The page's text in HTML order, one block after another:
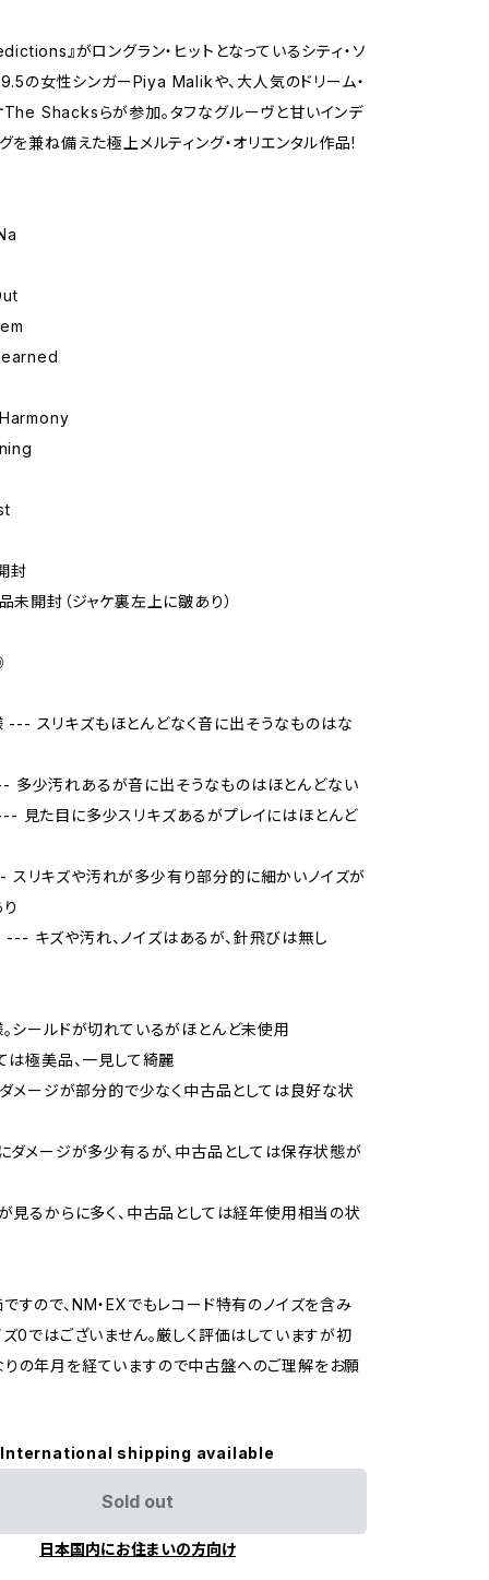
』がロングラン・ヒットとなっているシティ・ソ
の女性シンガーPiya Malikや、大人気のドリーム・
The Shacksらが参加。タフなグルーヴと甘いインデ
グを兼ね備えた極上メルティング・オリエンタル作品!
封
未開封（ジャケ裏左上に皺あり）
スリキズもほとんどなく音に出そうなものはな
多少汚れあるが音に出そうなものはほとんどない
見た目に多少スリキズあるがプレイにはほとんど
リキズや汚れが多少有り部分的に細かいノイズが
キズや汚れ、ノイズはあるが、針飛びは無し
シールドが切れているがほとんど未使用
は極美品、一見して綺麗
メージが部分的で少なく中古品としては良好な状
ダメージが多少有るが、中古品としては保存状態が
見るからに多く、中古品としては経年使用相当の状
すので、NM・EXでもレコード特有のノイズを含み
ズ0ではございません。厳しく評価はしていますが初
の年月を経ていますので中古盤へのご理解をお願
International shipping available
Sold out
日本国内にお住まいの方向け